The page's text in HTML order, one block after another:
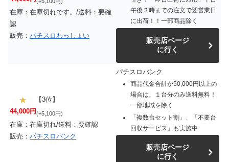
在庫：在庫切れです。/送料：要確
認
販売： パチスロわっしょい
午後２時までの注文で翌営業日
に出荷！！一部商品除く
販売店ページ
に行く
【3位】
44,000円(+5,100円)
在庫：在庫切れ/送料：要確認
販売： パチスロバンク
パチスロバンク
商品代金合計が50,000円以上の
場合は、１台分のみ送料無料！
一部地域を除く
「複数台セット割」、「不要台
回収サービス」も実施中
販売店ページ
に行く